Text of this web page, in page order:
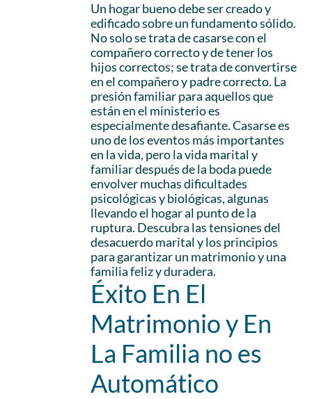
Un hogar bueno debe ser creado y
edificado sobre un fundamento sólido.
No solo se trata de casarse con el
compañero correcto y de tener los
hijos correctos; se trata de convertirse
en el compañero y padre correcto. La
presión familiar para aquellos que
están en el ministerio es
especialmente desafiante. Casarse es
uno de los eventos más importantes
en la vida, pero la vida marital y
familiar después de la boda puede
envolver muchas dificultades
psicológicas y biológicas, algunas
llevando el hogar al punto de la
ruptura. Descubra las tensiones del
desacuerdo marital y los principios
para garantizar un matrimonio y una
familia feliz y duradera.
Éxito En El
Matrimonio y En
La Familia no es
Automático